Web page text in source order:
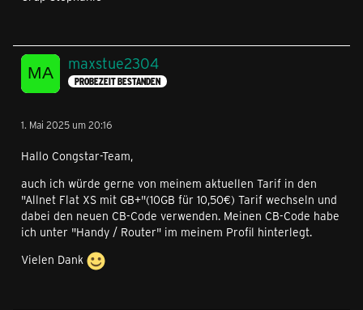
maxstue2304
PROBEZEIT BESTANDEN
1. Mai 2025 um 20:16
Hallo Congstar-Team,
auch ich würde gerne von meinem aktuellen Tarif in den
"Allnet Flat XS mit GB+"(10GB für 10,50€) Tarif wechseln und
dabei den neuen CB-Code verwenden. Meinen CB-Code habe
ich unter "Handy / Router" im meinem Profil hinterlegt.
Vielen Dank